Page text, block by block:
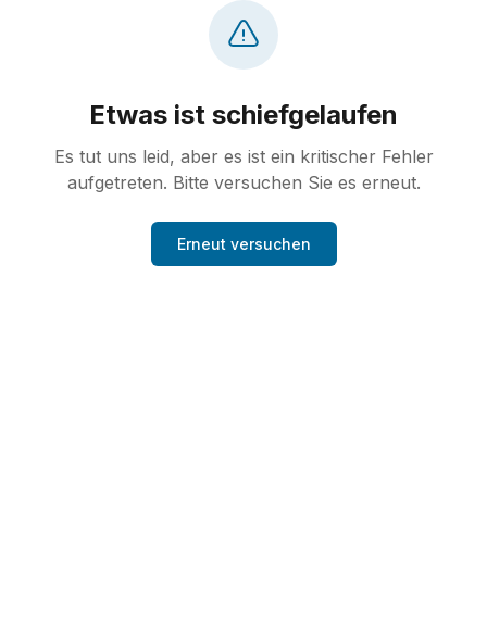
Etwas ist schiefgelaufen
Es tut uns leid, aber es ist ein kritischer Fehler
aufgetreten. Bitte versuchen Sie es erneut.
Erneut versuchen